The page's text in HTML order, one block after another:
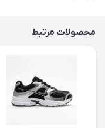
محصولات مرتبط